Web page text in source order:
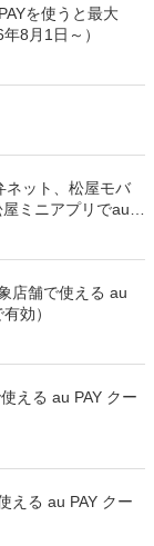
を使うと最大
8月1日～）
ネット、松屋モバ
ミニアプリでau
店舗で使える au
効）
える au PAY クー
える au PAY クー